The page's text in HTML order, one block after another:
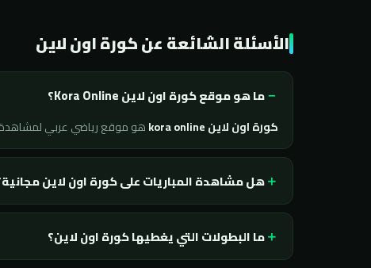
الأسئلة الشائعة عن كورة اون لاين
ما هو موقع كورة اون لاين Kora Online؟
كورة اون لاين kora online هو موقع رياضي عربي
هل مشاهدة المباريات على كورة اون لاين
ما البطولات التي يغطيها كورة اون لاين؟